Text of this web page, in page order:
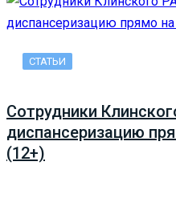
СТАТЬИ
Сотрудники
диспансеризацию
(12+)